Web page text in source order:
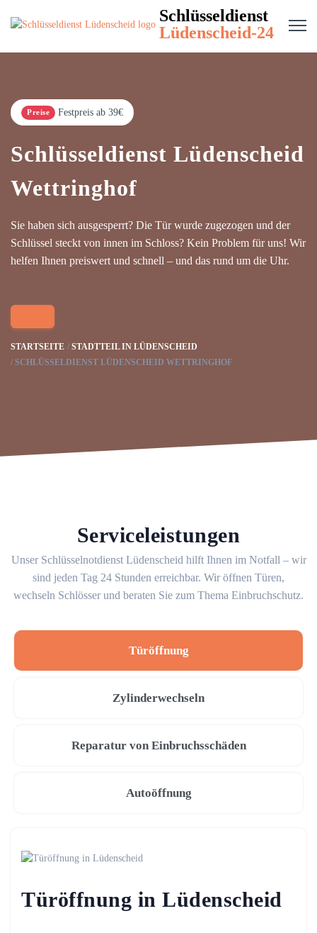
Schlüsseldienst
Lüdenscheid-24
Preise Festpreis ab 39€
Schlüsseldienst Lüdenscheid
Wettringhof
Sie haben sich ausgesperrt? Die Tür wurde zugezogen und der
Schlüssel steckt von innen im Schloss? Kein Problem für uns! Wir
helfen Ihnen preiswert und schnell – und das rund um die Uhr.
STARTSEITE
STADTTEIL IN LÜDENSCHEID
SCHLÜSSELDIENST LÜDENSCHEID WETTRINGHOF
Serviceleistungen
Unser Schlüsselnotdienst Lüdenscheid hilft Ihnen im Notfall – wir
sind jeden Tag 24 Stunden erreichbar. Wir öffnen Türen,
wechseln Schlösser und beraten Sie zum Thema Einbruchschutz.
Türöffnung
Zylinderwechseln
Reparatur von Einbruchsschäden
Autoöffnung
Türöffnung in Lüdenscheid